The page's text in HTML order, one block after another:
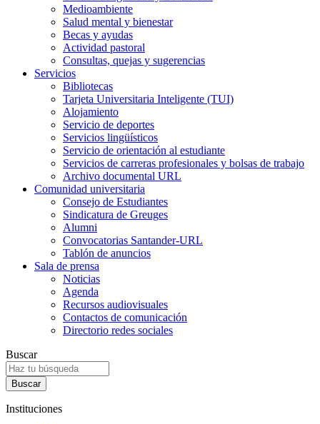
Medioambiente
Salud mental y bienestar
Becas y ayudas
Actividad pastoral
Consultas, quejas y sugerencias
Servicios
Bibliotecas
Tarjeta Universitaria Inteligente (TUI)
Alojamiento
Servicio de deportes
Servicios lingüísticos
Servicio de orientación al estudiante
Servicios de carreras profesionales y bolsas de trabajo
Archivo documental URL
Comunidad universitaria
Consejo de Estudiantes
Sindicatura de Greuges
Alumni
Convocatorias Santander-URL
Tablón de anuncios
Sala de prensa
Noticias
Agenda
Recursos audiovisuales
Contactos de comunicación
Directorio redes sociales
Buscar
Instituciones